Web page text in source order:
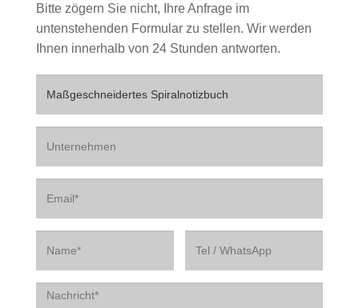
Bitte zögern Sie nicht, Ihre Anfrage im
untenstehenden Formular zu stellen. Wir werden
Ihnen innerhalb von 24 Stunden antworten.